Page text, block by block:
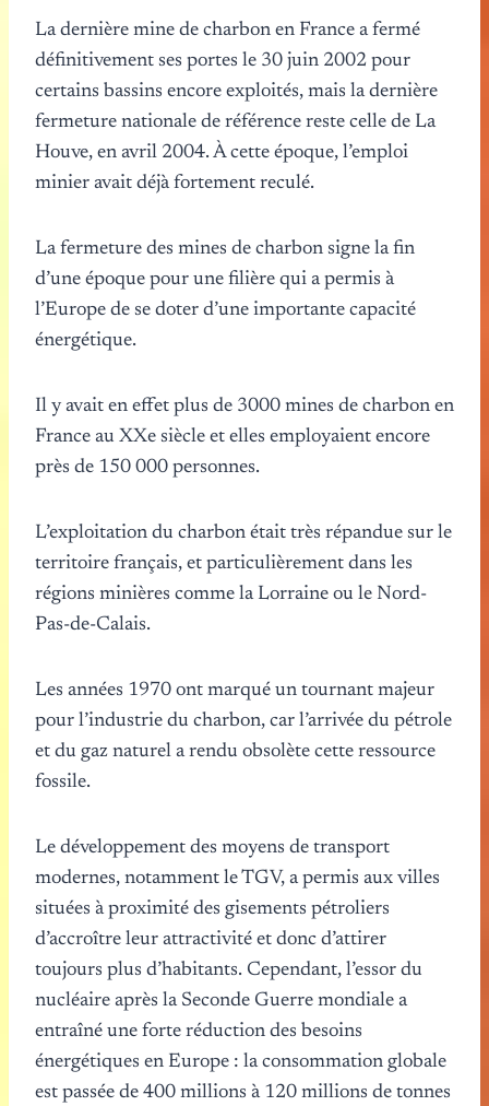
La dernière mine de charbon en France a fermé
définitivement ses portes le 30 juin 2002 pour
certains bassins encore exploités, mais la dernière
fermeture nationale de référence reste celle de La
Houve, en avril 2004. À cette époque, l’emploi
minier avait déjà fortement reculé.
La fermeture des mines de charbon signe la fin
d’une époque pour une filière qui a permis à
l’Europe de se doter d’une importante capacité
énergétique.
Il y avait en effet plus de 3000 mines de charbon en
France au XXe siècle et elles employaient encore
près de 150 000 personnes.
L’exploitation du charbon était très répandue sur le
territoire français, et particulièrement dans les
régions minières comme la Lorraine ou le Nord-
Pas-de-Calais.
Les années 1970 ont marqué un tournant majeur
pour l’industrie du charbon, car l’arrivée du pétrole
et du gaz naturel a rendu obsolète cette ressource
fossile.
Le développement des moyens de transport
modernes, notamment le TGV, a permis aux villes
situées à proximité des gisements pétroliers
d’accroître leur attractivité et donc d’attirer
toujours plus d’habitants. Cependant, l’essor du
nucléaire après la Seconde Guerre mondiale a
entraîné une forte réduction des besoins
énergétiques en Europe : la consommation globale
est passée de 400 millions à 120 millions de tonnes